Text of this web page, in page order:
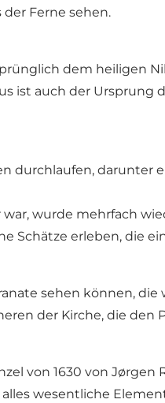
Ferne sehen.
dem heiligen
ist auch der
darunter
wurde mehrfach
Schätze erleben, die
sehen können,
der Kirche, die den
von 1630 von
wesentliche